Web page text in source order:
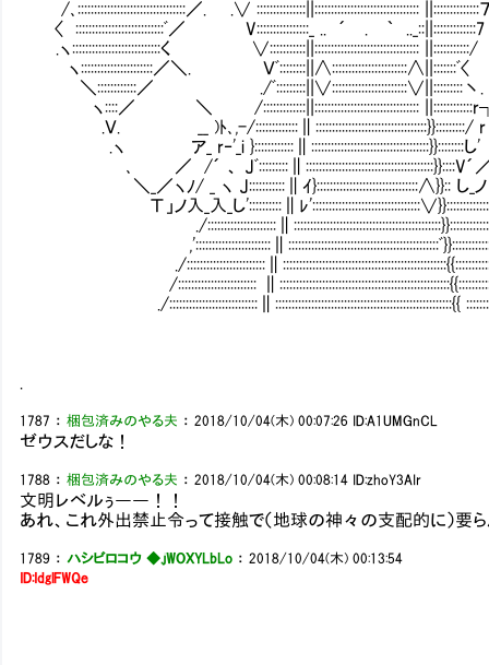
/､:::::::::::::::::::::::::::::::::／. .∨ :::::::::::::::||::::::::::::::::::::::::::::::::
〈 :::::::::::::::::::::::::::ﾞ／ V::::::::::::::::_ .. ´ . ｀
.ヽ:::::::::::::::::::::::::::く ∨:::::::::::||::::::::::::::::::::::::::::::::
ヽ::::::::::::::::::::::／＼. Ｖﾞ::::::::||∧:::::::::::::::::::::::∧||:::::::
＼::::::::::::／ ./ﾞ:::::::::||∨:::::::::::::::::::::::∨||:::::::::丶.
ヽ::::／ ＼ /:::::::::::::||::::::::::::::::::::::::::::::::
.Ｖ. __ )ﾄ､,-/:::::::::::::∥::::::::::::::::::::::::::::::::::}}:::::::::/
.ヽ ア_ r‐'_i
､ ／ /´ 、 Jﾞ
＼_／ヽﾉ/ _ ヽ J:::::::::::∥ｲ}:::::::::::::::::::::::::::::::∧}}:: し_ノ ノ
Τ」ノ入_入_し'::::::::::∥ﾚ
./
,':::::::::::::::::::::::∥::::::::::::::::::::::::::::::::::::::::::::::ﾞ
./
/::::::::::::::::::::::::
./:::::::::::::::::::::::::::∥::::::::::::::::::::::::::::::::::::::::::::::::::::::{{
1787 ：梱包済みのやる夫 ：2018/10/04(木) 00:07:26 ID:A1UMGnCL
ゼウスだしな！
1788 ：梱包済みのやる夫 ：2018/10/04(木) 00:08:14 ID:zhoY3AIr
文明レベルぅ――！！
あれ、これ外出禁止令って接触で（地球の神々の支配的に）要
1789 ： ハシビロコウ ◆.jWOXYLbLo ：2018/10/04(木) 00:13:54
ID:IdglFWQe